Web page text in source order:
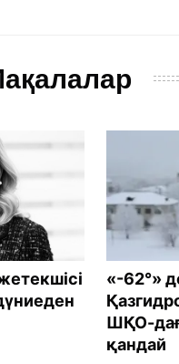
«-62°»
ШҚО-
қандай